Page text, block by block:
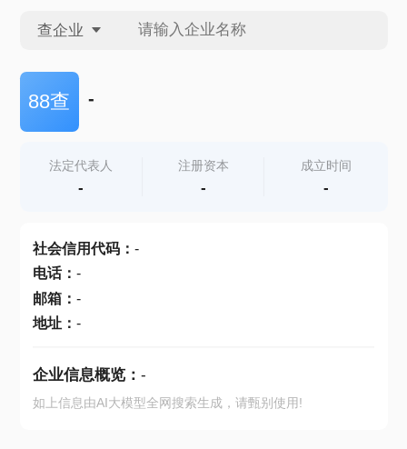
查企业
查企业
查产地
88查 -
法定代表人
-
注册资本
-
成立时间
-
社会信用代码： -
电话： -
邮箱： -
地址： -
企业信息概览： -
如上信息由AI大模型全网搜索生成，请甄别使用!